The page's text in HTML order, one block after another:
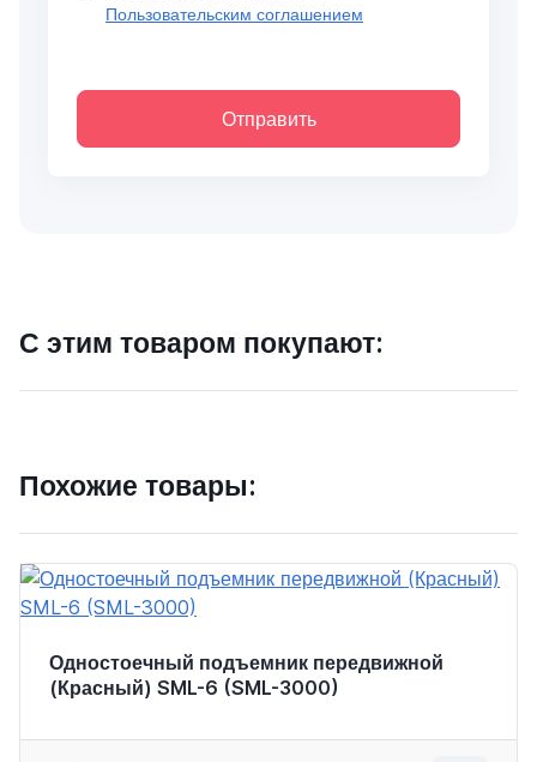
Пользовательским соглашением
Отправить
С этим товаром покупают:
Похожие товары:
Одностоечный подъемник передвижной
(Красный) SML-6 (SML-3000)